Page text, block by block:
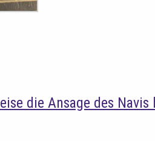
die Ansage des